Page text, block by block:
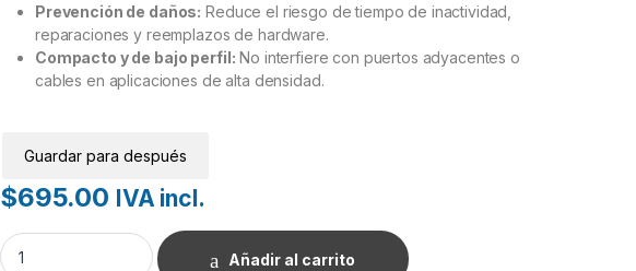
Prevención de daños: Reduce el riesgo de tiempo de inactividad,
reparaciones y reemplazos de hardware.
Compacto y de bajo perfil: No interfiere con puertos adyacentes o
cables en aplicaciones de alta densidad.
Guardar para después
$695.00 IVA incl.
Kit de 10 Dispositivos para Bloquear Puertos RJ45, Color Rojo, Incluye Llave de
Añadir al carrito